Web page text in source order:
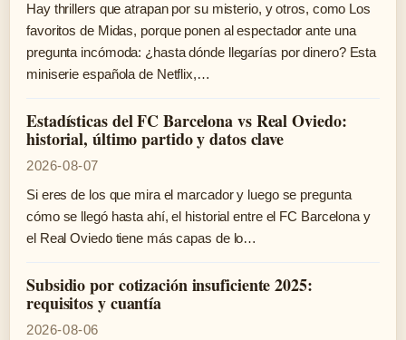
Hay thrillers que atrapan por su misterio, y otros, como Los
favoritos de Midas, porque ponen al espectador ante una
pregunta incómoda: ¿hasta dónde llegarías por dinero? Esta
miniserie española de Netflix,…
Estadísticas del FC Barcelona vs Real Oviedo:
historial, último partido y datos clave
2026-08-07
Si eres de los que mira el marcador y luego se pregunta
cómo se llegó hasta ahí, el historial entre el FC Barcelona y
el Real Oviedo tiene más capas de lo…
Subsidio por cotización insuficiente 2025:
requisitos y cuantía
2026-08-06